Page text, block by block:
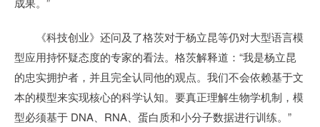
《科技创业》还问及了格茨对于杨立昆等仍对大型语言模
型应用持怀疑态度的专家的看法。格茨解释道：“我是杨立昆
的忠实拥护者，并且完全认同他的观点。我们不会依赖基于文
本的模型来实现核心的科学认知。要真正理解生物学机制，模
型必须基于 DNA、RNA、蛋白质和小分子数据进行训练。”